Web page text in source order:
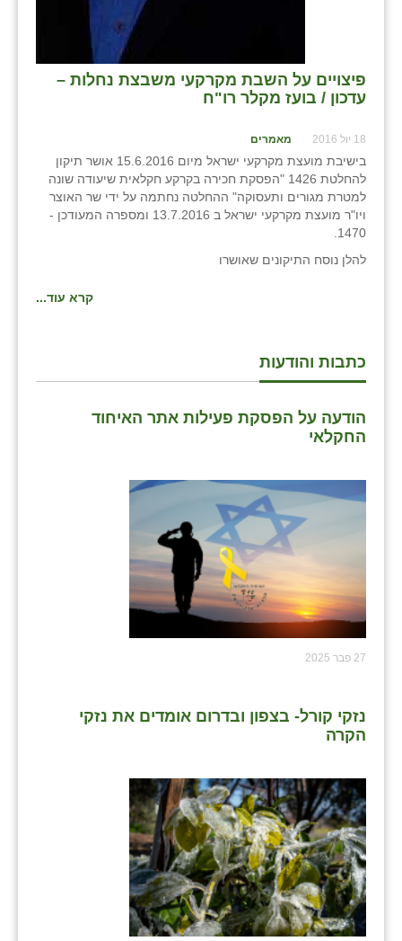
פיצויים על השבת מקרקעי משבצת נחלות –
עדכון / בועז מקלר רו"ח
18 יול 2016 מאמרים
בישיבת מועצת מקרקעי ישראל מיום 15.6.2016 אושר תיקון
להחלטת 1426 "הפסקת חכירה בקרקע חקלאית שיעודה שונה
למטרת מגורים ותעסוקה" ההחלטה נחתמה על ידי שר האוצר
ויו"ר מועצת מקרקעי ישראל ב 13.7.2016 ומספרה המעודכן -
1470.
להלן נוסח התיקונים שאושרו
קרא עוד...
כתבות והודעות
הודעה על הפסקת פעילות אתר האיחוד
החקלאי
27 פבר 2025
נזקי קורל- בצפון ובדרום אומדים את נזקי
הקרה
ניר צבי
עין חצבה
עין תמר
עמרים
קורנית
קלחים
רמות השבים
שבי ציון
שדה צבי
תלמי יוסף